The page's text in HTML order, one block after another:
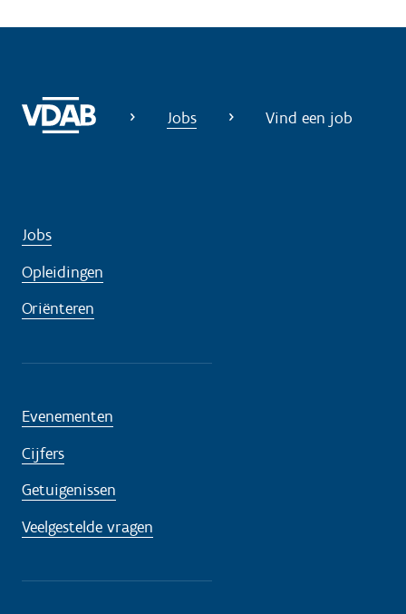
Jobs Vind een job
Jobs
Opleidingen
Oriënteren
Evenementen
Cijfers
Getuigenissen
Veelgestelde vragen